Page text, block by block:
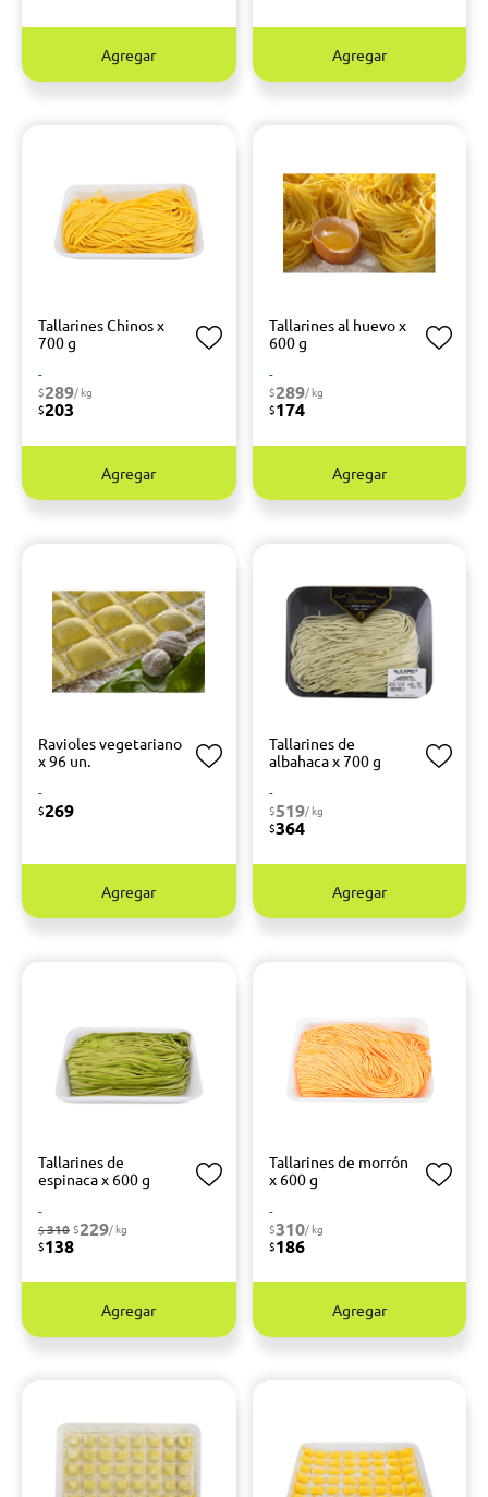
Agregar Agregar
Tallarines Chinos x
700 g
-
$289/ kg
$203
Agregar
Tallarines al huevo x
600 g
-
$289/ kg
$174
Agregar
Ravioles vegetariano
x 96 un.
-
$269
Agregar
Tallarines de
albahaca x 700 g
-
$519/ kg
$364
Agregar
Tallarines de
espinaca x 600 g
-
$310 $229/ kg
$138
Agregar
Tallarines de morrón
x 600 g
-
$310/ kg
$186
Agregar